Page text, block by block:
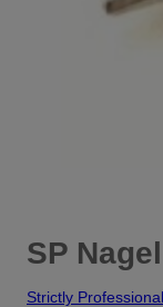
SP
Strictly Professional